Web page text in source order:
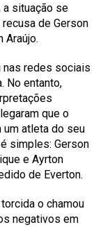
a situação se
de Gerson
Araújo.
nas redes sociais
No entanto,
que o
um atleta do seu
simples: Gerson
e Ayrton
de Everton.
o chamou
negativos em